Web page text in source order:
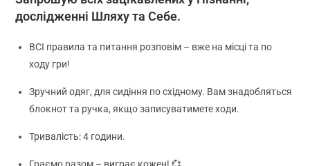
дослідженні Шляху та Себе.
ВСІ правила та питання розповім – вже на місці та по
ходу гри!
Зручний одяг, для сидіння по східному. Вам знадобляться
блокнот та ручка, якщо записуватимете ходи.
Тривалість: 4 години.